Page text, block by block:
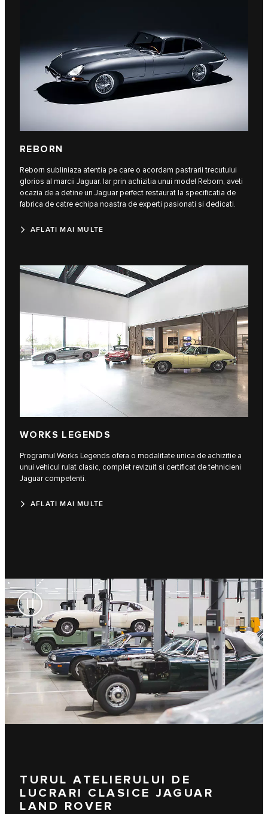
REBORN
Reborn subliniaza atentia pe care o acordam pastrarii trecutului
glorios al marcii Jaguar. Iar prin achizitia unui model Reborn, aveti
ocazia de a detine un Jaguar perfect restaurat la specificatia de
fabrica de catre echipa noastra de experti pasionati si dedicati.
AFLATI MAI MULTE
WORKS LEGENDS
Programul Works Legends ofera o modalitate unica de achizitie a
unui vehicul rulat clasic, complet revizuit si certificat de tehnicieni
Jaguar competenti.
AFLATI MAI MULTE
TURUL ATELIERULUI DE
LUCRARI CLASICE JAGUAR
LAND ROVER